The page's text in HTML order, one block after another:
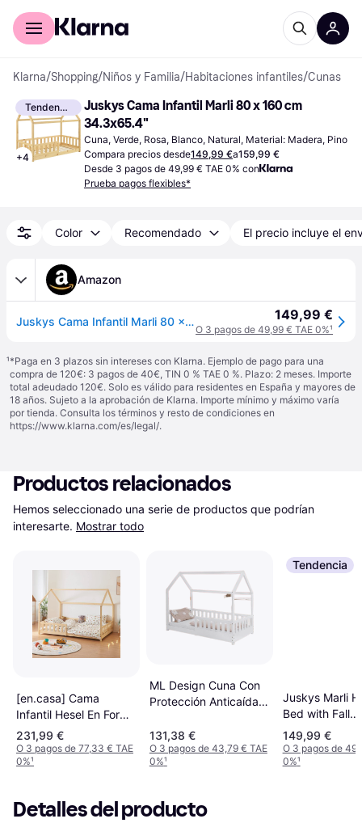
Comprar con Klarna
Klarna/Shopping/Niños y Familia/Habitaciones infantiles/Cunas
Tendencia
+4
Juskys Cama Infantil Marli 80 x 160 cm
34.3x65.4"
Cuna, Verde, Rosa, Blanco, Natural, Material: Madera, Pino
Compara precios desde149,99 €a159,99 €
Desde 3 pagos de 49,99 € TAE 0% con
Prueba pagos flexibles*
Color Recomendado El precio incluye el
Amazon
Juskys Cama Infantil Marli 80 x 160 cm con protección anticaída, somier y Techo - Cama casa de Madera Maciza para niños - Cama en Verde Menta 149,99 €
O 3 pagos de 49,99 € TAE 0%¹
¹*Paga en 3 plazos sin intereses con Klarna. Ejemplo de pago para una
compra de 120€: 3 pagos de 40€, TIN 0 % TAE 0 %. Plazo: 2 meses. Importe
total adeudado 120€. Solo es válido para residentes en España y mayores de
18 años. Sujeto a la aprobación de Klarna. Importe mínimo y máximo varía
por tienda. Consulta los términos y resto de condiciones en
https://www.klarna.com/es/legal/.
Productos relacionados
Hemos seleccionado una serie de productos que podrían
interesarte. Mostrar todo
[en.casa] Cama
Infantil Hesel En Forma
De Casa Pino 120 x
200 cm
231,99 €
O 3 pagos de 77,33 € TAE
0%¹
ML Design Cuna Con
Protección Anticaída
65x65"
131,38 €
O 3 pagos de 43,79 € TAE
0%¹
Tendencia
Juskys Marli
Bed with Fall
Protection
Frame & Roof
34.3x65.4"
149,99 €
O 3 pagos de
0%¹
Detalles del producto